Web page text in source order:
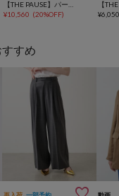
¥10,560 (20%OFF) ¥
すめ